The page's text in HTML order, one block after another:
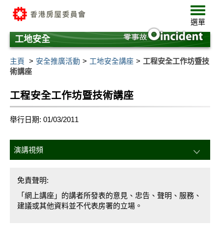
要
內
選
單
選單
工地安全
主頁 安全推廣活動 工地安全講座
工程安全工作坊暨技
術講座
工程安全工作坊暨技術講座
舉行日期: 01/03/2011
演講視頻
免責聲明:
「網上講座」的講者所發表的意見、忠告、聲明、服務、
建議或其他資料並不代表房署的立場。